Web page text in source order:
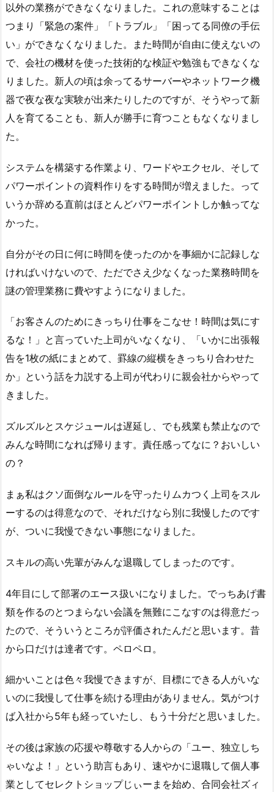
以外の業務ができなくなりました。これの意味することは
つまり「緊急の案件」「トラブル」「困ってる同僚の手伝
い」ができなくなりました。また時間が自由に使えないの
で、会社の機材を使った技術的な検証や勉強もできなくな
りました。新人の頃は余ってるサーバーやネットワーク機
器で夜な夜な実験が出来たりしたのですが、そうやって新
人を育てることも、新人が勝手に育つこともなくなりまし
た。
システムを構築する作業より、ワードやエクセル、そして
パワーポイントの資料作りをする時間が増えました。って
いうか辞める直前はほとんどパワーポイントしか触ってな
かった。
自分がその日に何に時間を使ったのかを事細かに記録しな
ければいけないので、ただでさえ少なくなった業務時間を
謎の管理業務に費やすようになりました。
「お客さんのためにきっちり仕事をこなせ！時間は気にす
るな！」と言っていた上司がいなくなり、「いかに出張報
告を1枚の紙にまとめて、罫線の縦横をきっちり合わせた
か」という話を力説する上司が代わりに親会社からやって
きました。
ズルズルとスケジュールは遅延し、でも残業も禁止なので
みんな時間になれば帰ります。責任感ってなに？おいしい
の？
まぁ私はクソ面倒なルールを守ったりムカつく上司をスル
ーするのは得意なので、それだけなら別に我慢したのです
が、ついに我慢できない事態になりました。
スキルの高い先輩がみんな退職してしまったのです。
4年目にして部署のエース扱いになりました。でっちあげ書
類を作るのとつまらない会議を無難にこなすのは得意だっ
たので、そういうところが評価されたんだと思います。昔
から口だけは達者です。ペロペロ。
細かいことは色々我慢できますが、目標にできる人がいな
いのに我慢して仕事を続ける理由がありません。気がつけ
ば入社から5年も経っていたし、もう十分だと思いました。
その後は家族の応援や尊敬する人からの「ユー、独立しち
ゃいなよ！」という助言もあり、速やかに退職して個人事
業としてセレクトショップじぃーまを始め、合同会社ズィ